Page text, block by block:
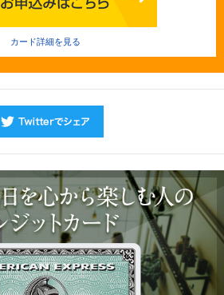
カード詳細を見る